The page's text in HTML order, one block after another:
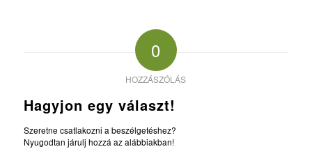
0
HOZZÁSZÓLÁS
Hagyjon egy választ!
Szeretne csatlakozni a beszélgetéshez?
Nyugodtan járulj hozzá az alábbiakban!